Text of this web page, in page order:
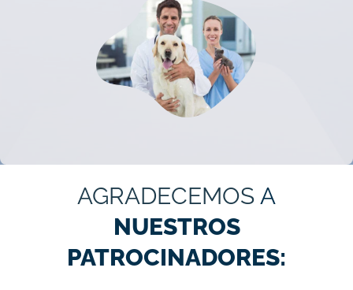
AGRADECEMOS A
NUESTROS
PATROCINADORES: